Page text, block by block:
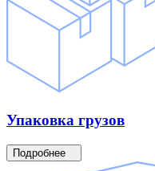
Упаковка грузов
Подробнее